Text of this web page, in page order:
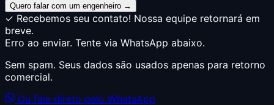
Quero falar com um engenheiro →
✓ Recebemos seu contato! Nossa equipe retornará em
breve.
Erro ao enviar. Tente via WhatsApp abaixo.
Sem spam. Seus dados são usados apenas para retorno
comercial.
Ou fale direto pelo WhatsApp